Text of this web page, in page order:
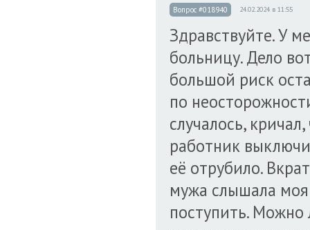
Вопрос #018940 24.02.2024 в 11:55
Здравствуйте. У
больницу. Дело
большой риск
по
случалось,
работник
её отрубило.
мужа слышала моя
поступить. Можно